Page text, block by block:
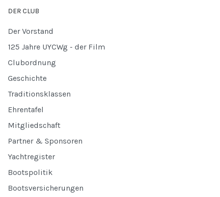
DER CLUB
Der Vorstand
125 Jahre UYCWg - der Film
Clubordnung
Geschichte
Traditionsklassen
Ehrentafel
Mitgliedschaft
Partner & Sponsoren
Yachtregister
Bootspolitik
Bootsversicherungen